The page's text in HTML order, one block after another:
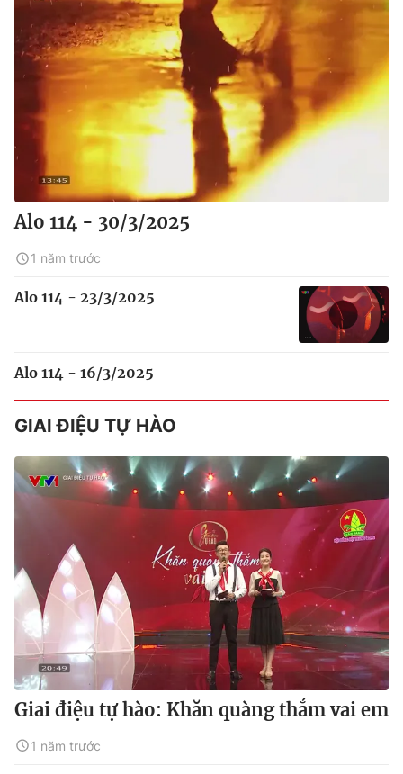
Alo 114 - 30/3/2025
1 năm trước
Alo 114 - 23/3/2025
Alo 114 - 16/3/2025
GIAI ĐIỆU TỰ HÀO
Giai điệu tự hào: Khăn quàng thắm vai em
1 năm trước